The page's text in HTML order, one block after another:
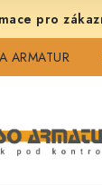
ARMATUR